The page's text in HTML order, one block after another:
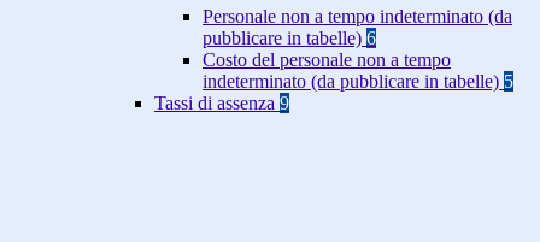
Personale non a tempo indeterminato (da
pubblicare in tabelle) 6
Costo del personale non a tempo
indeterminato (da pubblicare in tabelle) 5
Tassi di assenza 9